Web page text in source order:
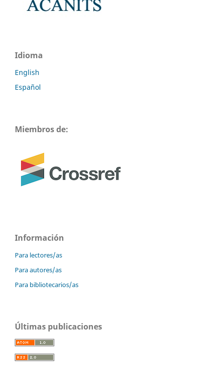
Idioma
English
Español
Miembros de:
Información
Para lectores/as
Para autores/as
Para bibliotecarios/as
Últimas publicaciones